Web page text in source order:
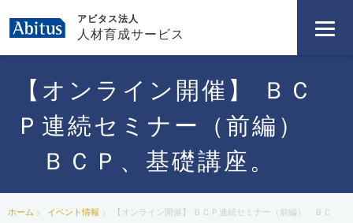
アビタス法人
人材育成サービス
【オンライン開催】 ＢＣ
Ｐ連続セミナー（前編）
ＢＣＰ、基礎講座。
ホーム イベント情報
【オンライン開催】 ＢＣＰ連続セミナー（前編） ＢＣ